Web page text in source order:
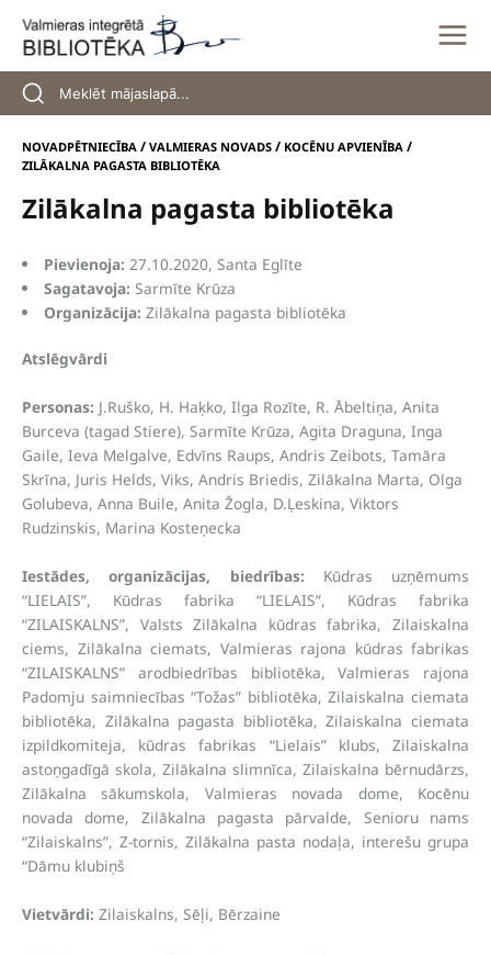
content
NOVADPĒTNIECĪBA / VALMIERAS NOVADS / KOCĒNU APVIENĪBA /
ZILĀKALNA PAGASTA BIBLIOTĒKA
Zilākalna pagasta bibliotēka
Pievienoja: 27.10.2020, Santa Eglīte
Sagatavoja: Sarmīte Krūza
Organizācija: Zilākalna pagasta bibliotēka
Atslēgvārdi
Personas: J.Ruško, H. Haķko, Ilga Rozīte, R. Ābeltiņa, Anita
Burceva (tagad Stiere), Sarmīte Krūza, Agita Draguna, Inga
Gaile, Ieva Melgalve, Edvīns Raups, Andris Zeibots, Tamāra
Skrīna, Juris Helds, Viks, Andris Briedis, Zilākalna Marta, Olga
Golubeva, Anna Buile, Anita Žogla, D.Ļeskina, Viktors
Rudzinskis, Marina Kosteņecka
Iestādes, organizācijas, biedrības: Kūdras uzņēmums
“LIELAIS”, Kūdras fabrika “LIELAIS”, Kūdras fabrika
“ZILAISKALNS”, Valsts Zilākalna kūdras fabrika, Zilaiskalna
ciems, Zilākalna ciemats, Valmieras rajona kūdras fabrikas
“ZILAISKALNS” arodbiedrības bibliotēka, Valmieras rajona
Padomju saimniecības “Tožas” bibliotēka, Zilaiskalna ciemata
bibliotēka, Zilākalna pagasta bibliotēka, Zilaiskalna ciemata
izpildkomiteja, kūdras fabrikas “Lielais” klubs, Zilaiskalna
astoņgadīgā skola, Zilākalna slimnīca, Zilaiskalna bērnudārzs,
Zilākalna sākumskola, Valmieras novada dome, Kocēnu
novada dome, Zilākalna pagasta pārvalde, Senioru nams
“Zilaiskalns”, Z-tornis, Zilākalna pasta nodaļa, interešu grupa
“Dāmu klubiņš
Vietvārdi: Zilaiskalns, Sēļi, Bērzaine